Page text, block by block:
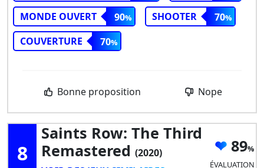
MONDE OUVERT
90 SHOOTER
70
COUVERTURE
70
Bonne proposition Nope
8
Saints Row: The Third
Remastered (2020)
89
ÉVALUATION